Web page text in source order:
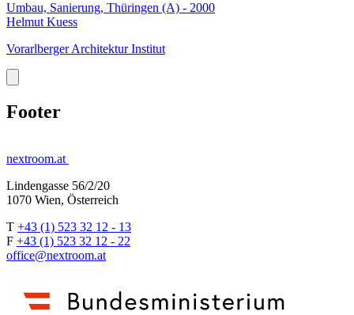
Umbau, Sanierung, Thüringen (A) - 2000
Helmut Kuess
Vorarlberger Architektur Institut
Footer
nextroom.at
Lindengasse 56/2/20
1070 Wien, Österreich
T +43 (1) 523 32 12 - 13
F +43 (1) 523 32 12 - 22
office@nextroom.at